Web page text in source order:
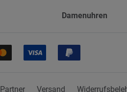
Damenuhren
Partner Versand